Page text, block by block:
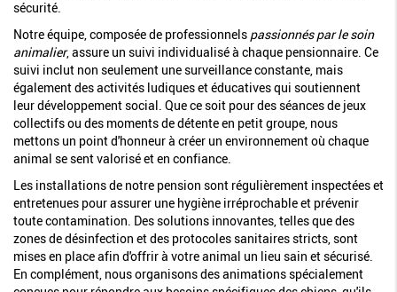
sécurité.
Notre équipe, composée de professionnels passionnés par le soin
animalier, assure un suivi individualisé à chaque pensionnaire. Ce
suivi inclut non seulement une surveillance constante, mais
également des activités ludiques et éducatives qui soutiennent
leur développement social. Que ce soit pour des séances de jeux
collectifs ou des moments de détente en petit groupe, nous
mettons un point d'honneur à créer un environnement où chaque
animal se sent valorisé et en confiance.
Les installations de notre pension sont régulièrement inspectées et
entretenues pour assurer une hygiène irréprochable et prévenir
toute contamination. Des solutions innovantes, telles que des
zones de désinfection et des protocoles sanitaires stricts, sont
mises en place afin d'offrir à votre animal un lieu sain et sécurisé.
En complément, nous organisons des animations spécialement